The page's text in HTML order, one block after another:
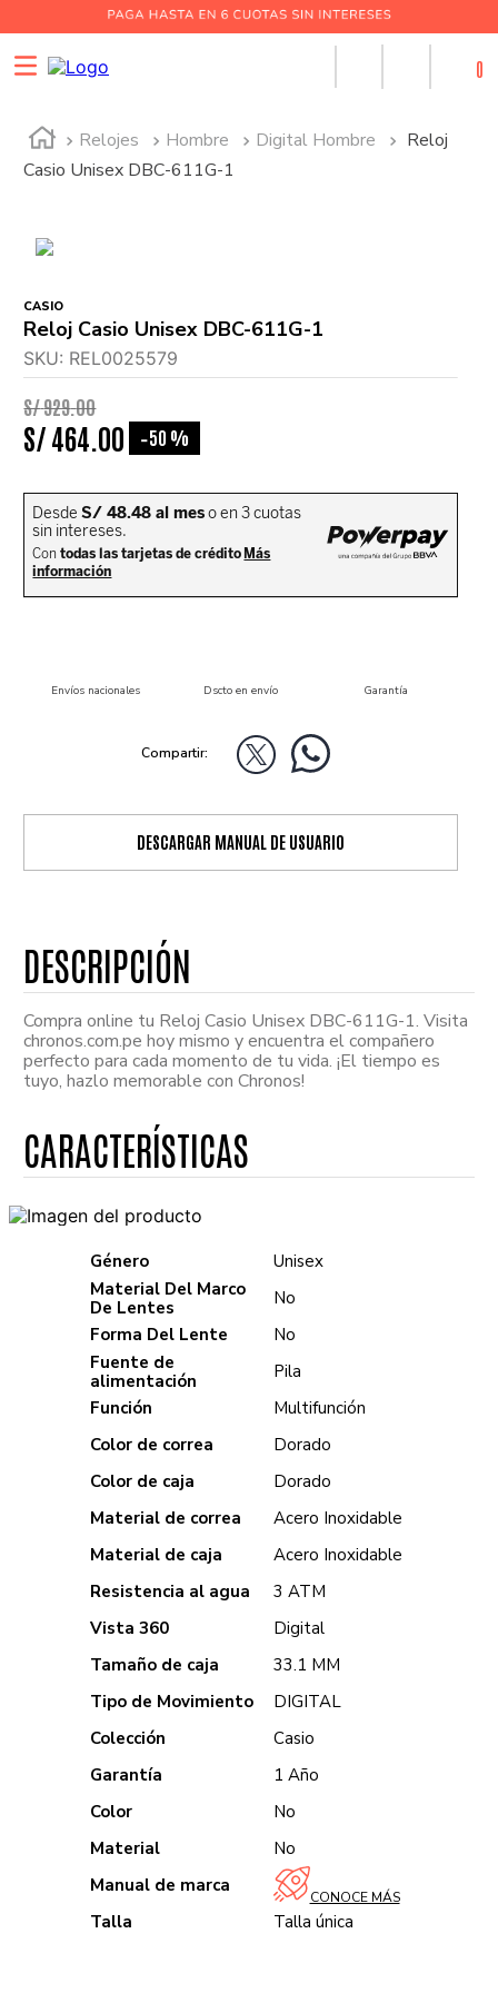
0
Relojes Hombre Digital Hombre
Reloj
Casio Unisex DBC-611G-1
CASIO
Reloj Casio Unisex DBC-611G-1
SKU: REL0025579
S/929.00
S/464 00 -50 %
Envíos nacionales Dscto en envío Garantía
DESCARGAR MANUAL DE USUARIO
Compra online tu Reloj Casio Unisex DBC-611G-1. Visita
chronos.com.pe hoy mismo y encuentra el compañero
perfecto para cada momento de tu vida. ¡El tiempo es
tuyo, hazlo memorable con Chronos!
Género
Unisex
Material Del Marco
De Lentes
No
Forma Del Lente
No
Fuente de
alimentación
Pila
Función
Multifunción
Color de correa
Dorado
Color de caja
Dorado
Material de correa
Acero Inoxidable
Material de caja
Acero Inoxidable
Resistencia al agua
3 ATM
Vista 360
Digital
Tamaño de caja
33.1 MM
Tipo de Movimiento
DIGITAL
Colección
Casio
Garantía
1 Año
Color
No
Material
No
Manual de marca
CONOCE MÁS
Talla Talla única